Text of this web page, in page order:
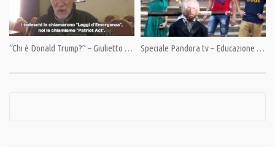
🎯 https://www.facebook.com/PANDORATV.IT/
🎯 https://www.facebook.com/giuliettochi…
Instagram:
“Chi è Donald Trump?” – Giulietto Chiesa intervista Ray Mc Govern Speciale Pandora tv – Educazione ultra-nazionalista in Ucraina